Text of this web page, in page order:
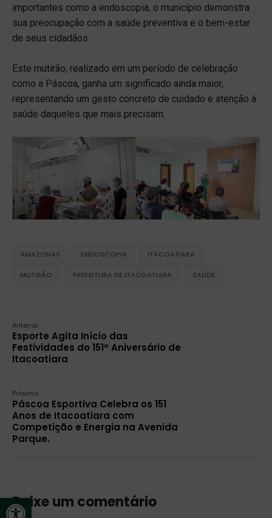
Abrir a barra de ferramentas
importantes como a endoscopia, o município demonstra
sua preocupação com a saúde preventiva e o bem-estar
de seus cidadãos.
Este mutirão, realizado em um período de celebração
como a Páscoa, ganha um significado ainda maior,
representando um gesto concreto de cuidado e atenção à
saúde daqueles que mais precisam.
AMAZONAS ENDOSCOPIA ITACOATIARA
MUTIRÃO PREFEITURA DE ITACOATIARA SAÚDE
Anterior:
Esporte Agita Início das
Festividades do 151º Aniversário de
Itacoatiara
Próximo:
Páscoa Esportiva Celebra os 151
Anos de Itacoatiara com
Competição e Energia na Avenida
Parque.
Deixe um comentário